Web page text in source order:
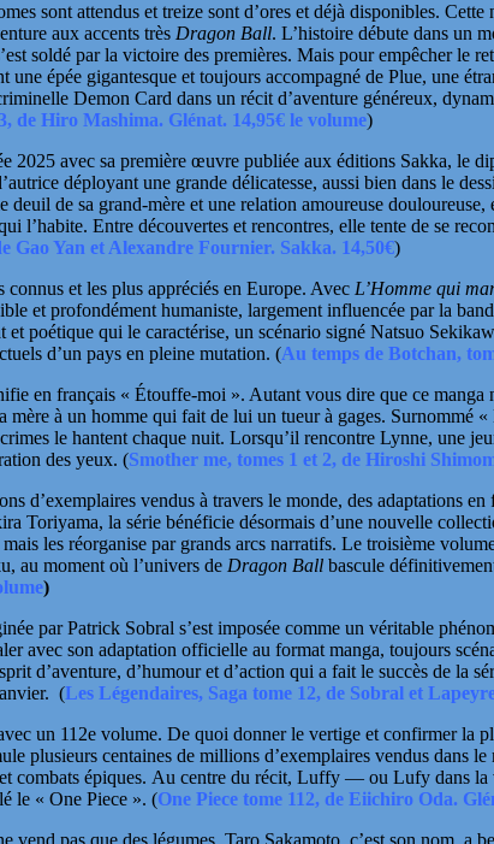
sont attendus et treize sont d’ores et déjà disponibles.
aux accents très Dragon Ball. L’histoire débute dans un
soldé par la victoire des premières. Mais pour empêcher le
épée gigantesque et toujours accompagné de Plue, une
Demon Card dans un récit d’aventure généreux,
de Hiro Mashima. Glénat. 14,95€ le volume)
2025 avec sa première œuvre publiée aux éditions Sakka, le
déployant une grande délicatesse, aussi bien dans le
deuil de sa grand-mère et une relation amoureuse
l’habite. Entre découvertes et rencontres, elle tente de se
Gao Yan et Alexandre Fournier. Sakka. 14,50€)
connus et les plus appréciés en Europe. Avec L’Homme qui
et profondément humaniste, largement influencée par la
poétique qui le caractérise, un scénario signé Natsuo
d’un pays en pleine mutation. (Au temps de Botchan,
en français « Étouffe-moi ». Autant vous dire que ce manga
mère à un homme qui fait de lui un tueur à gages.
le hantent chaque nuit. Lorsqu’il rencontre Lynne, une
des yeux. (Smother me, tomes 1 et 2, de Hiroshi
d’exemplaires vendus à travers le monde, des
Toriyama, la série bénéficie désormais d’une nouvelle
les réorganise par grands arcs narratifs. Le troisième
au moment où l’univers de Dragon Ball bascule
)
parPatrick Sobral s’est imposée comme un véritable
avec son adaptation officielle au format manga, toujours
d’aventure, d’humour et d’action qui a fait le succès de la
(Les Légendaires, Saga tome 12, de Sobral et
un 112e volume. De quoi donner le vertige et confirmer la
plusieurs centaines de millions d’exemplaires vendus dans
combats épiques. Au centre du récit, Luffy — ou Lufy dans la
le « One Piece ». (One Piece tome 112, de Eiichiro Oda.